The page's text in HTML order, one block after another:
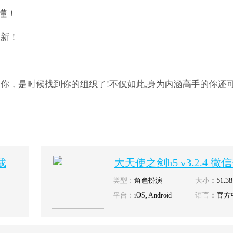
！
！
，是时候找到你的组织了!不仅如此,身为内涵高手的你还
大天使之剑h5 v3.2.4 微
端下载
类型： 角色扮演 大小：
平台： iOS, Android 语言： 官方